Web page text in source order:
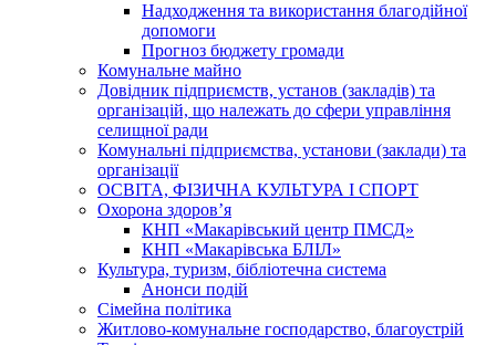
Надходження та використання благодійної
допомоги
Прогноз бюджету громади
Комунальне майно
Довідник підприємств, установ (закладів) та
організацій, що належать до сфери управління
селищної ради
Комунальні підприємства, установи (заклади) та
організації
ОСВІТА, ФІЗИЧНА КУЛЬТУРА І СПОРТ
Охорона здоров’я
КНП «Макарівський центр ПМСД»
КНП «Макарівська БЛІЛ»
Культура, туризм, бібліотечна система
Анонси подій
Сімейна політика
Житлово-комунальне господарство, благоустрій